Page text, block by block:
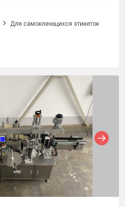
Для самоклеющихся этикеток